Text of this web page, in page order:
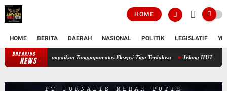
HOME
HOME BERITA DAERAH NASIONAL POLITIK LEGISLATIF
BREAKING
NEWS Sidang Ketiga Dugaan Korupsi PT Semen Baturaja, JPU Sampaikan